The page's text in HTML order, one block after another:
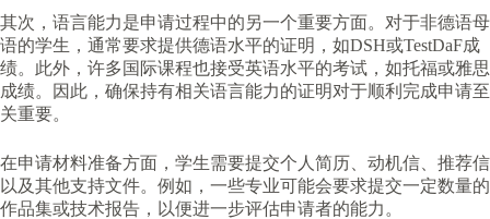
其次，语言能力是申请过程中的另一个重要方面。对于非德语母
语的学生，通常要求提供德语水平的证明，如DSH或TestDaF成
绩。此外，许多国际课程也接受英语水平的考试，如托福或雅思
成绩。因此，确保持有相关语言能力的证明对于顺利完成申请至
关重要。
在申请材料准备方面，学生需要提交个人简历、动机信、推荐信
以及其他支持文件。例如，一些专业可能会要求提交一定数量的
作品集或技术报告，以便进一步评估申请者的能力。